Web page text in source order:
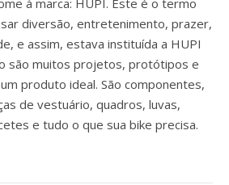
à marca: HUPI. Este é o termo
diversão, entretenimento, prazer,
e assim, estava instituída a HUPI
são muitos projetos, protótipos e
produto ideal. São componentes,
de vestuário, quadros, luvas,
e tudo o que sua bike precisa.